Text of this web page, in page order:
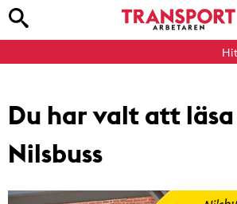
Du har valt att
Nilsbuss